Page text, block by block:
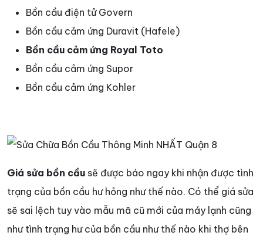
Bồn cầu điện tử Govern
Bồn cầu cảm ứng Duravit (Hafele)
Bồn cầu cảm ứng Royal Toto
Bồn cầu cảm ứng Supor
Bồn cầu cảm ứng Kohler
Giá sửa bồn cầu sẽ được báo ngay khi nhận được tình
trạng của bồn cầu hư hỏng như thế nào. Có thể giá sửa
sẽ sai lệch tuy vào mẫu mã cũ mới của máy lạnh cũng
như tình trạng hư của bồn cầu như thế nào khi thợ bên